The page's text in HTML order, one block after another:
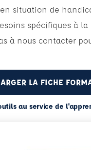
situation de
spécifiques à
à nous contacter
LA FICHE
au service de